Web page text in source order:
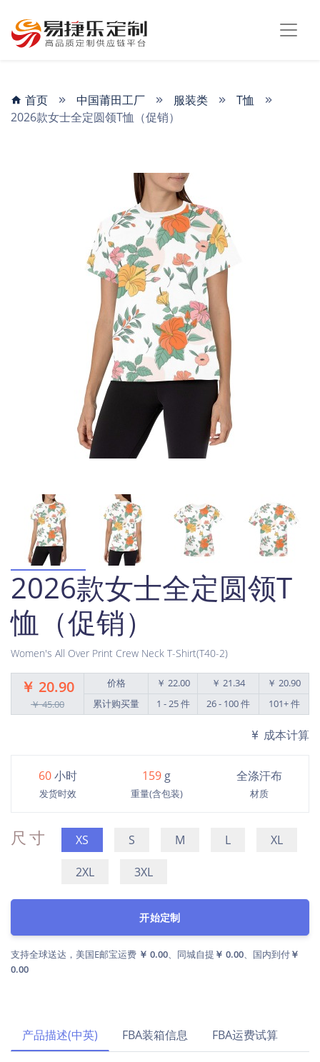
首页 中国莆田工厂 服装类
T恤
2026款女士全定圆领T恤（促销）
2026款女士全定圆领T
恤（促销）
Women's All Over Print Crew Neck T-Shirt(T40-2)
￥ 20.90
￥ 45.00
价格 ￥ 22.00 ￥ 21.34
￥ 20.90
累计购买量
1 - 25 件 26 - 100 件 101+ 件
成本计算
60小时
发货时效
159 g
重量(含包装)
全涤汗布
材质
尺寸 XS S M L XL
2XL 3XL
开始定制
支持全球送达，美国E邮宝运费 ￥ 0.00、同城自提 ￥ 0.00、国内到付￥
0.00
产品描述(中英) FBA装箱信息 FBA运费试算